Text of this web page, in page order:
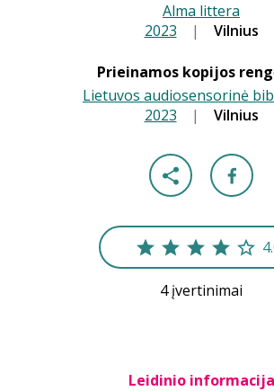
Alma littera
2023 | Vilnius
Prieinamos kopijos
Lietuvos audiosensorinė
2023 | Vilnius
4 įvertinimai
Leidinio informacija